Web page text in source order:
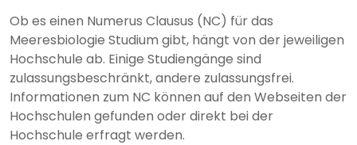
Ob es einen Numerus Clausus (NC) für das
Meeresbiologie Studium gibt, hängt von der jeweiligen
Hochschule ab. Einige Studiengänge sind
zulassungsbeschränkt, andere zulassungsfrei.
Informationen zum NC können auf den Webseiten der
Hochschulen gefunden oder direkt bei der
Hochschule erfragt werden.